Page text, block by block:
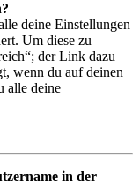
deine Einstellungen
Um diese zu
der Link dazu
wenn du auf deinen
alle deine
in der